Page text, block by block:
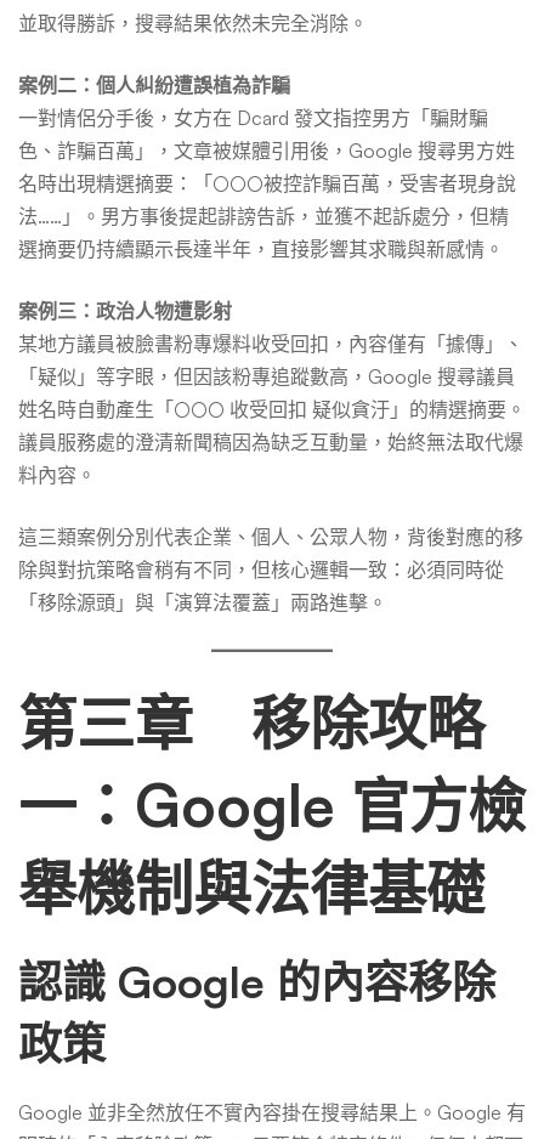
並取得勝訴，搜尋結果依然未完全消除。
案例二：個人糾紛遭誤植為詐騙
一對情侶分手後，女方在 Dcard 發文指控男方「騙財騙
色、詐騙百萬」，文章被媒體引用後，Google 搜尋男方姓
名時出現精選摘要：「○○○被控詐騙百萬，受害者現身說
法……」。男方事後提起誹謗告訴，並獲不起訴處分，但精
選摘要仍持續顯示長達半年，直接影響其求職與新感情。
案例三：政治人物遭影射
某地方議員被臉書粉專爆料收受回扣，內容僅有「據傳」、
「疑似」等字眼，但因該粉專追蹤數高，Google 搜尋議員
姓名時自動產生「○○○ 收受回扣 疑似貪汙」的精選摘要。
議員服務處的澄清新聞稿因為缺乏互動量，始終無法取代爆
料內容。
這三類案例分別代表企業、個人、公眾人物，背後對應的移
除與對抗策略會稍有不同，但核心邏輯一致：必須同時從
「移除源頭」與「演算法覆蓋」兩路進擊。
第三章 移除攻略
一：Google 官方檢
舉機制與法律基礎
認識 Google 的內容移除
政策
Google 並非全然放任不實內容掛在搜尋結果上。Google 有